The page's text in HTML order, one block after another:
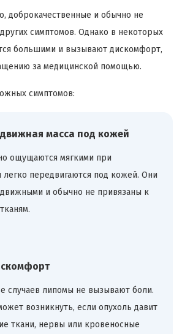
доброкачественные и обычно не
симптомов. Однако в некоторых
большими и вызывают дискомфорт,
за медицинской помощью.
симптомов:
масса под кожей
ощущаются мягкими при
передвигаются под кожей. Они
и обычно не привязаны к
случаев липомы не вызывают боли.
возникнуть, если опухоль давит
ткани, нервы или кровеносные